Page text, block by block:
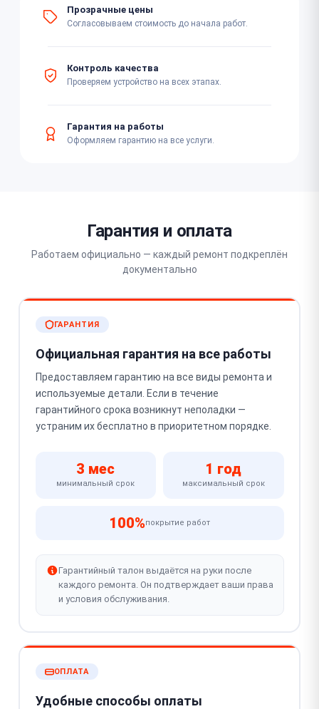
Прозрачные цены
Согласовываем стоимость до начала работ.
Контроль качества
Проверяем устройство на всех этапах.
Гарантия на работы
Оформляем гарантию на все услуги.
Гарантия и оплата
Работаем официально — каждый ремонт подкреплён
документально
ГАРАНТИЯ
Официальная гарантия на все работы
Предоставляем гарантию на все виды ремонта и
используемые детали. Если в течение
гарантийного срока возникнут неполадки —
устраним их бесплатно в приоритетном порядке.
3 мес
минимальный срок
1 год
максимальный срок
100%покрытие работ
Гарантийный талон выдаётся на руки после
каждого ремонта. Он подтверждает ваши права
и условия обслуживания.
ОПЛАТА
Удобные способы оплаты